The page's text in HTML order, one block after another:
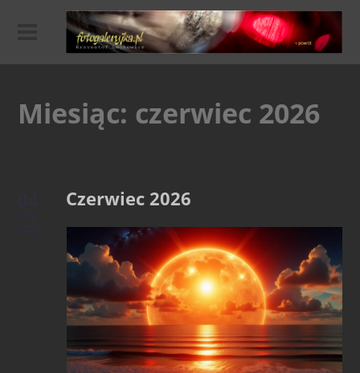
Miesiąc: czerwiec 2026
04
CZE
2026
Czerwiec 2026